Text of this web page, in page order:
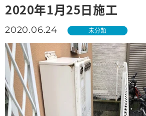
2020年1月25日施工
2020.06.24 未分類